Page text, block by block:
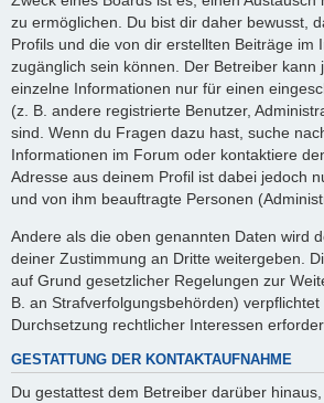
zu ermöglichen. Du bist dir daher bewusst,
Profils und die von dir erstellten Beiträge im
zugänglich sein können. Der Betreiber kann
einzelne Informationen nur für einen
(z. B. andere registrierte Benutzer,
sind. Wenn du Fragen dazu hast, suche
Informationen im Forum oder kontaktiere
Adresse aus deinem Profil ist dabei jedoch
und von ihm beauftragte Personen
Andere als die oben genannten Daten wird
deiner Zustimmung an Dritte weitergeben.
auf Grund gesetzlicher Regelungen zur
B. an Strafverfolgungsbehörden)
Durchsetzung rechtlicher Interessen
GESTATTUNG DER KONTAKTAUFNAHME
Du gestattest dem Betreiber darüber